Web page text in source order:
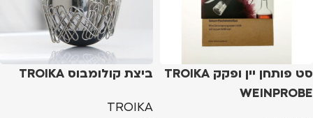
סט פותחן יין ופקק TROIKA
WEINPROBE
ביצת קולומבוס TROIKA
TROIKA